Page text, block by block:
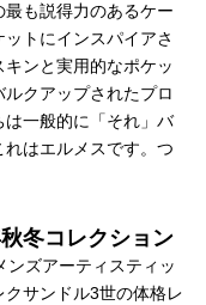
も説得力のあるケー
トにインスパイアさ
ンと実用的なポケッ
クアップされたプロ
一般的に「それ」バ
はエルメスです。つ
冬コレクション
ズアーティスティッ
サンドル3世の体格レ